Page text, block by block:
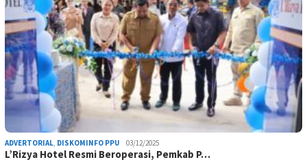
ADVERTORIAL, DISKOMINFO PPU 03/12/2025
L’Rizya Hotel Resmi Beroperasi, Pemkab P…